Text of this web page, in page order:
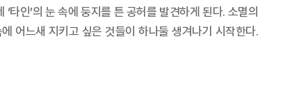
인’의 눈 속에 둥지를 튼 공허를 발견하게 된다. 소멸의
어느새 지키고 싶은 것들이 하나둘 생겨나기 시작한다.